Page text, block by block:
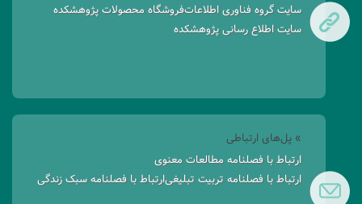
سایت گروه فناوری اطلاعاتفروشگاه محصولات پژوهشکده
سایت اطلاع رسانی پژوهشکده
» پل‌های ارتباطی
ارتباط با فصلنامه مطالعات معنوی
ارتباط با فصلنامه تربیت تبلیغیارتباط با فصلنامه سبک زندگی